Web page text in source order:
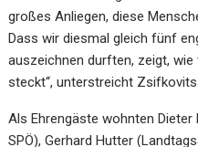
großes Anliegen, diese
Dass wir diesmal gleich fünf
auszeichnen durften, zeigt,
steckt“, unterstreicht Zsifkovits.
Als Ehrengäste wohnten
SPÖ), Gerhard Hutter